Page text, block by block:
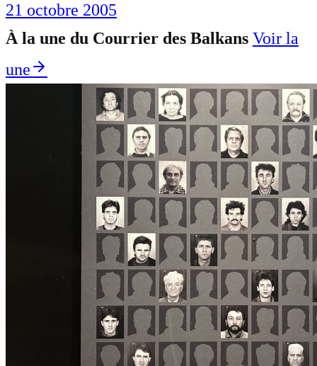
21 octobre 2005
À la une du Courrier des Balkans Voir la
une